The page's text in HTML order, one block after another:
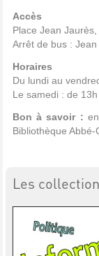
Accès
Place Jean
Arrêt de bus :
Horaires
Du lundi au
Le samedi : de
Bon à savoir :
Bibliothèque
Les